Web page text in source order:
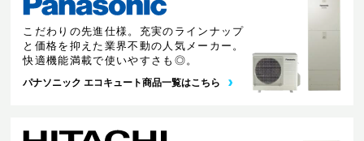
こだわりの先進仕様。充実のラインナップ
と価格を抑えた業界不動の人気メーカー。
快適機能満載で使いやすさも◎。
パナソニック エコキュート商品一覧はこちら